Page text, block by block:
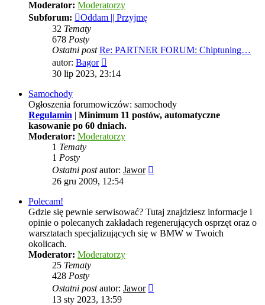
Moderator: Moderatorzy
Subforum:
Oddam || Przyjmę
32 Tematy
678 Posty
Ostatni post Re: PARTNER FORUM: Chiptuning…
autor: Bagor
najnowszy
30 lip 2023, 23:14
Samochody
Ogłoszenia forumowiczów: samochody
Regulamin | Minimum 11 postów, automatyczne
kasowanie po 60 dniach.
Moderator: Moderatorzy
1 Tematy
1 Posty
Ostatni postautor: Jawor
26 gru 2009, 12:54
Polecam!
Gdzie się pewnie serwisować? Tutaj znajdziesz informacje i
opinie o polecanych zakładach regenerujących osprzęt oraz o
warsztatach specjalizujących się w BMW w Twoich
okolicach.
Moderator: Moderatorzy
25 Tematy
428 Posty
Ostatni postautor: Jawor
13 sty 2023, 13:59